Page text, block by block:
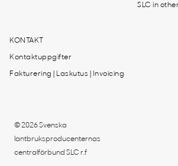
SLC in
KONTAKT
Kontaktuppgifter
Fakturering | Laskutus | Invoicing
© 2026 Svenska
lantbruksproducenternas
centralförbund SLC r.f